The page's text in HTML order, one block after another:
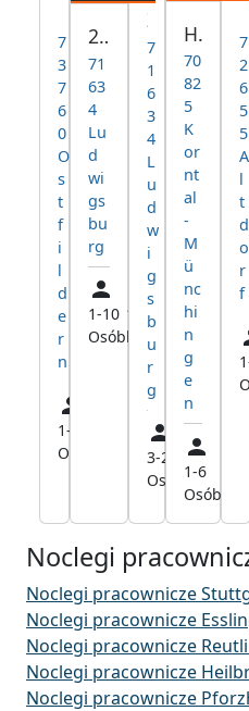
Schlafking
7
3
7
6
0
O
s
t
f
i
l
d
e
r
n
1-90
Osób
2 - 5 Zimmer Wohnungen in Ludwigsburg
71
63
4
Lu
d
wi
gs
bu
rg
1-10
Osób
13,6
km
7
1
6
3
4
L
u
d
w
i
g
s
b
u
r
g
3-25
Osób
14,5
km
Hotel DAS SCHLAFWERK Stuttgart-Nord
70
82
5
K
or
nt
al
-
M
ü
nc
hi
n
g
e
n
1-6
Osób
7
2
6
5
5
A
l
t
d
o
r
f
Noclegi
Noclegi pracownicze
Noclegi pracownicze
Noclegi pracownicze
Noclegi pracownicze
Noclegi pracownicze